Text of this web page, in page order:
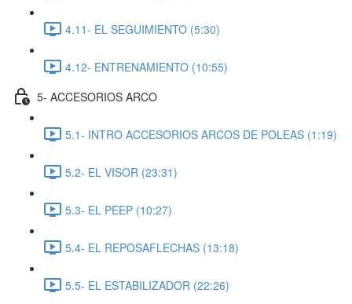
4.11- EL SEGUIMIENTO (5:30)
4.12- ENTRENAMIENTO (10:55)
5- ACCESORIOS ARCO
5.1- INTRO ACCESORIOS ARCOS DE POLEAS (1:19)
5.2- EL VISOR (23:31)
5.3- EL PEEP (10:27)
5.4- EL REPOSAFLECHAS (13:18)
5.5- EL ESTABILIZADOR (22:26)